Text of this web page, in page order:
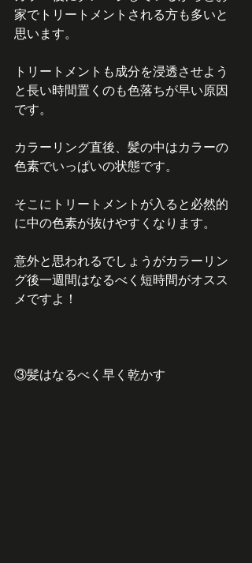
家でトリートメントされる方も多いと
思います。
トリートメントも成分を浸透させよう
と長い時間置くのも色落ちが早い原因
です。
カラーリング直後、髪の中はカラーの
色素でいっぱいの状態です。
そこにトリートメントが入ると必然的
に中の色素が抜けやすくなります。
意外と思われるでしょうがカラーリン
グ後一週間はなるべく短時間がオスス
メですよ！
③髪はなるべく早く乾かす